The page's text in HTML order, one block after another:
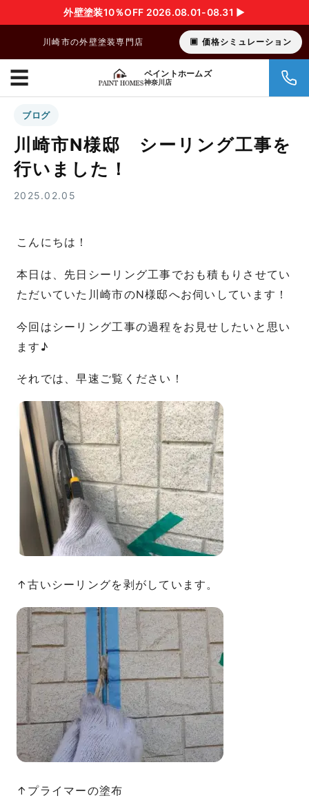
外壁塗装10％OFF 2026.08.01-08.31 ▶︎
川崎市の外壁塗装専門店 価格シミュレーション
ペイントホームズ
神奈川店
☰
ブログ
川崎市N様邸 シーリング工事を
行いました！
2025.02.05
こんにちは！
本日は、先日シーリング工事でおも積もりさせてい
ただいていた川崎市のN様邸へお伺いしています！
今回はシーリング工事の過程をお見せしたいと思い
ます♪
それでは、早速ご覧ください！
↑古いシーリングを剥がしています。
↑プライマーの塗布